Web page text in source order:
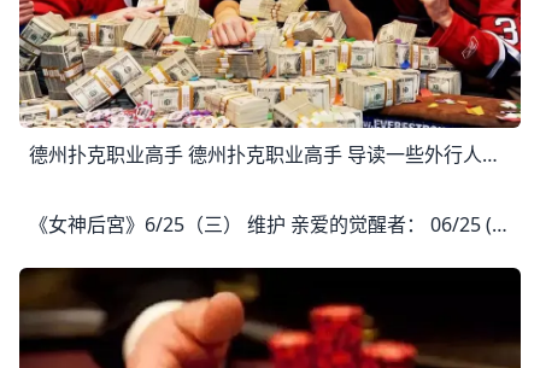
德州扑克职业高手 德州扑克职业高手 导读一些外行人可能觉得打牌就是看命靠运气，但对于德州扑克来说，实际上要打好需要精密的概率计算，另外要依赖心理策略，炒股常见的
《女神后宮》6/25（三） 维护 亲爱的觉醒者： 06/25 (三) 10:00-11:30 服务器将会停机维护， 维护前请记得领取奖励，并且提早下线。 更新內容將於次日00:00開放 ★极速闪灵卡池 ★神赐之礼 ★幸运